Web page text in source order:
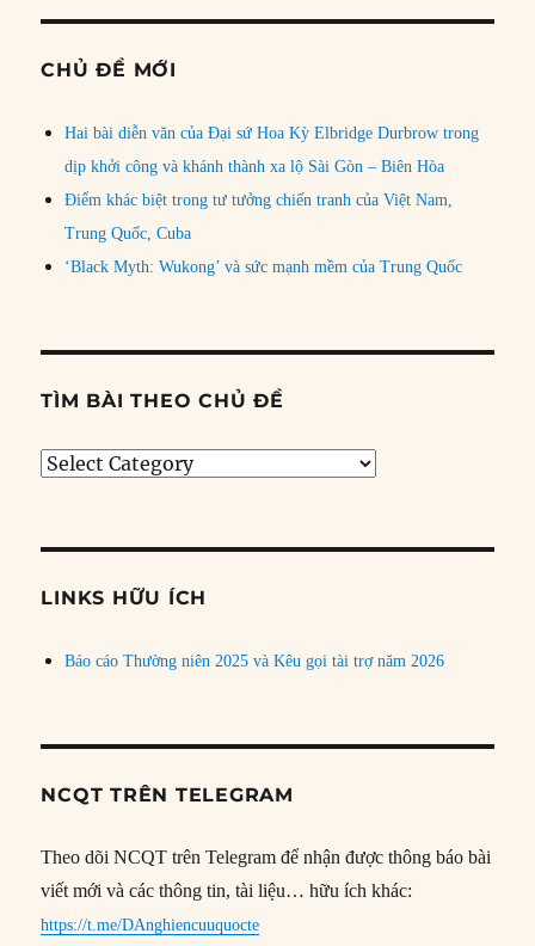
CHỦ ĐỀ MỚI
Hai bài diễn văn của Đại sứ Hoa Kỳ Elbridge Durbrow trong
dịp khởi công và khánh thành xa lộ Sài Gòn – Biên Hòa
Điểm khác biệt trong tư tưởng chiến tranh của Việt Nam,
Trung Quốc, Cuba
‘Black Myth: Wukong’ và sức mạnh mềm của Trung Quốc
TÌM BÀI THEO CHỦ ĐỀ
Tìm
đề
LINKS HỮU ÍCH
Báo cáo Thường niên 2025 và Kêu gọi tài trợ năm 2026
NCQT TRÊN TELEGRAM
Theo dõi NCQT trên Telegram để nhận được thông báo bài
viết mới và các thông tin, tài liệu… hữu ích khác:
https://t.me/DAnghiencuuquocte